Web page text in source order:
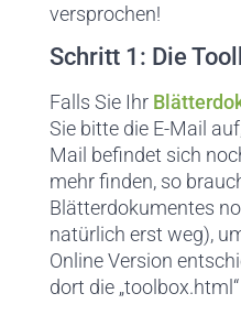
versprochen!
Schritt 1: Die
Falls Sie Ihr
Sie bitte die E-Mail
Mail befindet sich
mehr finden, so
Blätterdokumentes
natürlich erst weg),
Online Version
dort die